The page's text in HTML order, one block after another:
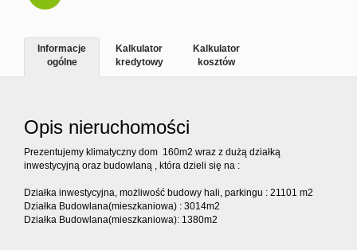
Informacje
ogólne
Kalkulator
kredytowy
Kalkulator
kosztów
Opis nieruchomości
Prezentujemy klimatyczny dom 160m2 wraz z dużą działką
inwestycyjną oraz budowlaną , która dzieli się na :
Działka inwestycyjna, możliwość budowy hali, parkingu : 21101 m2
Działka Budowlana(mieszkaniowa) : 3014m2
Działka Budowlana(mieszkaniowa): 1380m2